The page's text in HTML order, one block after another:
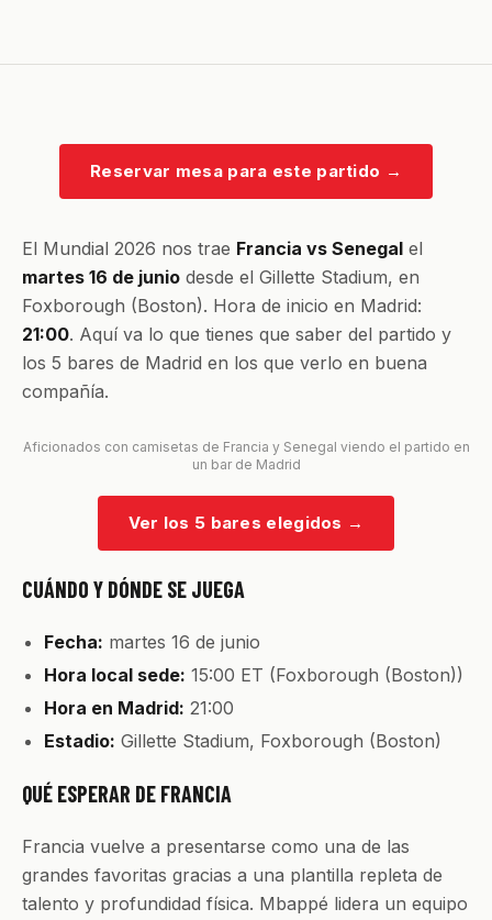
Reservar mesa para este partido →
El Mundial 2026 nos trae Francia vs Senegal el
martes 16 de junio desde el Gillette Stadium, en
Foxborough (Boston). Hora de inicio en Madrid:
21:00. Aquí va lo que tienes que saber del partido y
los 5 bares de Madrid en los que verlo en buena
compañía.
Aficionados con camisetas de Francia y Senegal viendo el partido en
un bar de Madrid
Ver los 5 bares elegidos →
CUÁNDO Y DÓNDE SE JUEGA
Fecha: martes 16 de junio
Hora local sede: 15:00 ET (Foxborough (Boston))
Hora en Madrid: 21:00
Estadio: Gillette Stadium, Foxborough (Boston)
QUÉ ESPERAR DE FRANCIA
Francia vuelve a presentarse como una de las
grandes favoritas gracias a una plantilla repleta de
talento y profundidad física. Mbappé lidera un equipo